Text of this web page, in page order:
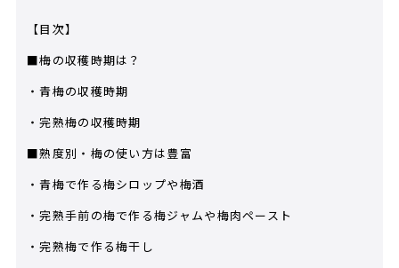
【目次】
■梅の収穫時期は？
・青梅の収穫時期
・完熟梅の収穫時期
■熟度別・梅の使い方は豊富
・青梅で作る梅シロップや梅酒
・完熟手前の梅で作る梅ジャムや梅肉ペースト
・完熟梅で作る梅干し